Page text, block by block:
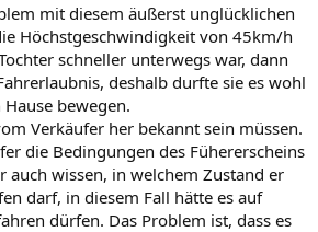
mit diesem äußerst unglücklichen
Höchstgeschwindigkeit von 45km/h
schneller unterwegs war, dann
deshalb durfte sie es wohl
bewegen.
Verkäufer her bekannt sein müssen.
die Bedingungen des Fühererscheins
auch wissen, in welchem Zustand er
darf, in diesem Fall hätte es auf
dürfen. Das Problem ist, dass es